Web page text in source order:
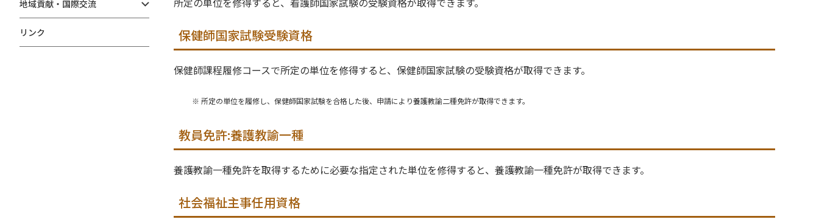
地域貢献・国際交流
リンク 保健師国家試験受験資格
保健師課程履修コースで所定の単位を修得すると、保健師国家試験の受験資格が取得できます。
所定の単位を履修し、保健師国家試験を合格した後、申請により養護教諭二種免許が取得できます。
教員免許:養護教諭一種
養護教諭一種免許を取得するために必要な指定された単位を修得すると、養護教諭一種免許が取得できます。
社会福祉主事任用資格